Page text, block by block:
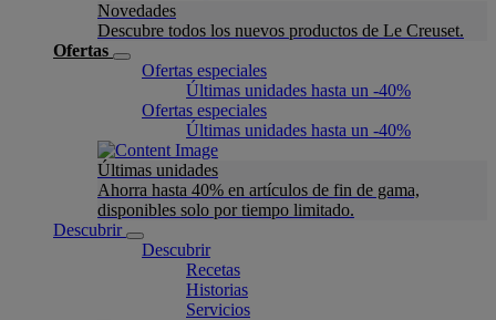
Novedades
Descubre todos los nuevos productos de Le Creuset.
Ofertas
Ofertas especiales
Últimas unidades hasta un -40%
Ofertas especiales
Últimas unidades hasta un -40%
Últimas unidades
Ahorra hasta 40% en artículos de fin de gama,
disponibles solo por tiempo limitado.
Descubrir
Descubrir
Recetas
Historias
Servicios